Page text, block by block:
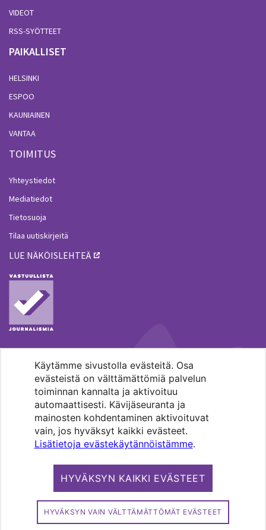
Käytämme sivustolla evästeitä. Osa
evästeistä on välttämättömiä palvelun
toiminnan kannalta ja aktivoituu
automaattisesti. Kävijäseuranta ja
mainosten kohdentaminen aktivoituvat
vain, jos hyväksyt kaikki evästeet.
Lisätietoja evästekäytännöistämme.
HYVÄKSYN KAIKKI EVÄSTEET
HYVÄKSYN VAIN VÄLTTÄMÄTTÖMÄT EVÄSTEET
VIDEOT
RSS-SYÖTTEET
PAIKALLISET
HELSINKI
ESPOO
KAUNIAINEN
VANTAA
TOIMITUS
Yhteystiedot
Mediatiedot
Tietosuoja
Tilaa uutiskirjeitä
LUE NÄKÖISLEHTEÄ
MENOHAKU
Pääkaupunkiseudun evankelis-
luterilaisten seurakuntien media.
Copyright 2026. Kirkko ja kaupunki. All
rights reserved.